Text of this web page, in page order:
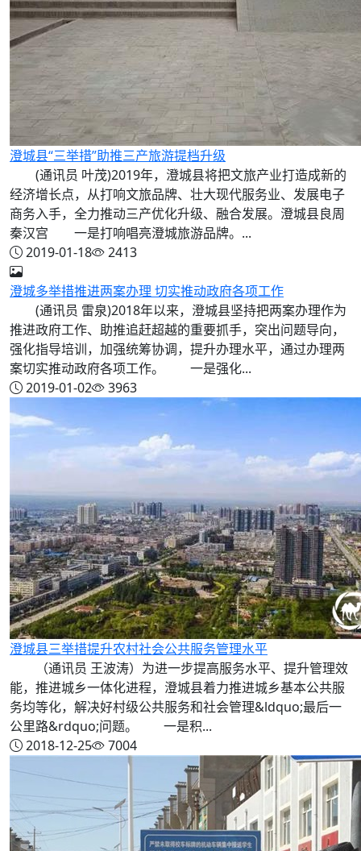
澄城县“三举措”助推三产旅游提档升级
(通讯员 叶茂)2019年，澄城县将把文旅产业打造成新的
经济增长点，从打响文旅品牌、壮大现代服务业、发展电子
商务入手，全力推动三产优化升级、融合发展。澄城县良周
秦汉宫 一是打响唱亮澄城旅游品牌。...
2019-01-18
2413
澄城多举措推进两案办理 切实推动政府各项工作
(通讯员 雷泉)2018年以来，澄城县坚持把两案办理作为
推进政府工作、助推追赶超越的重要抓手，突出问题导向，
强化指导培训，加强统筹协调，提升办理水平，通过办理两
案切实推动政府各项工作。 一是强化...
2019-01-02
3963
澄城县三举措提升农村社会公共服务管理水平
（通讯员 王波涛）为进一步提高服务水平、提升管理效
能，推进城乡一体化进程，澄城县着力推进城乡基本公共服
务均等化，解决好村级公共服务和社会管理&ldquo;最后一
公里路&rdquo;问题。 一是积...
2018-12-25
7004